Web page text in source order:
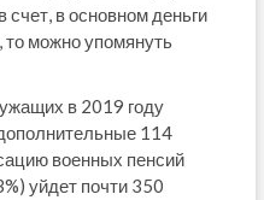
в основном деньги
то можно упомянуть
в 2019 году
114
военных пенсий
уйдет почти 350